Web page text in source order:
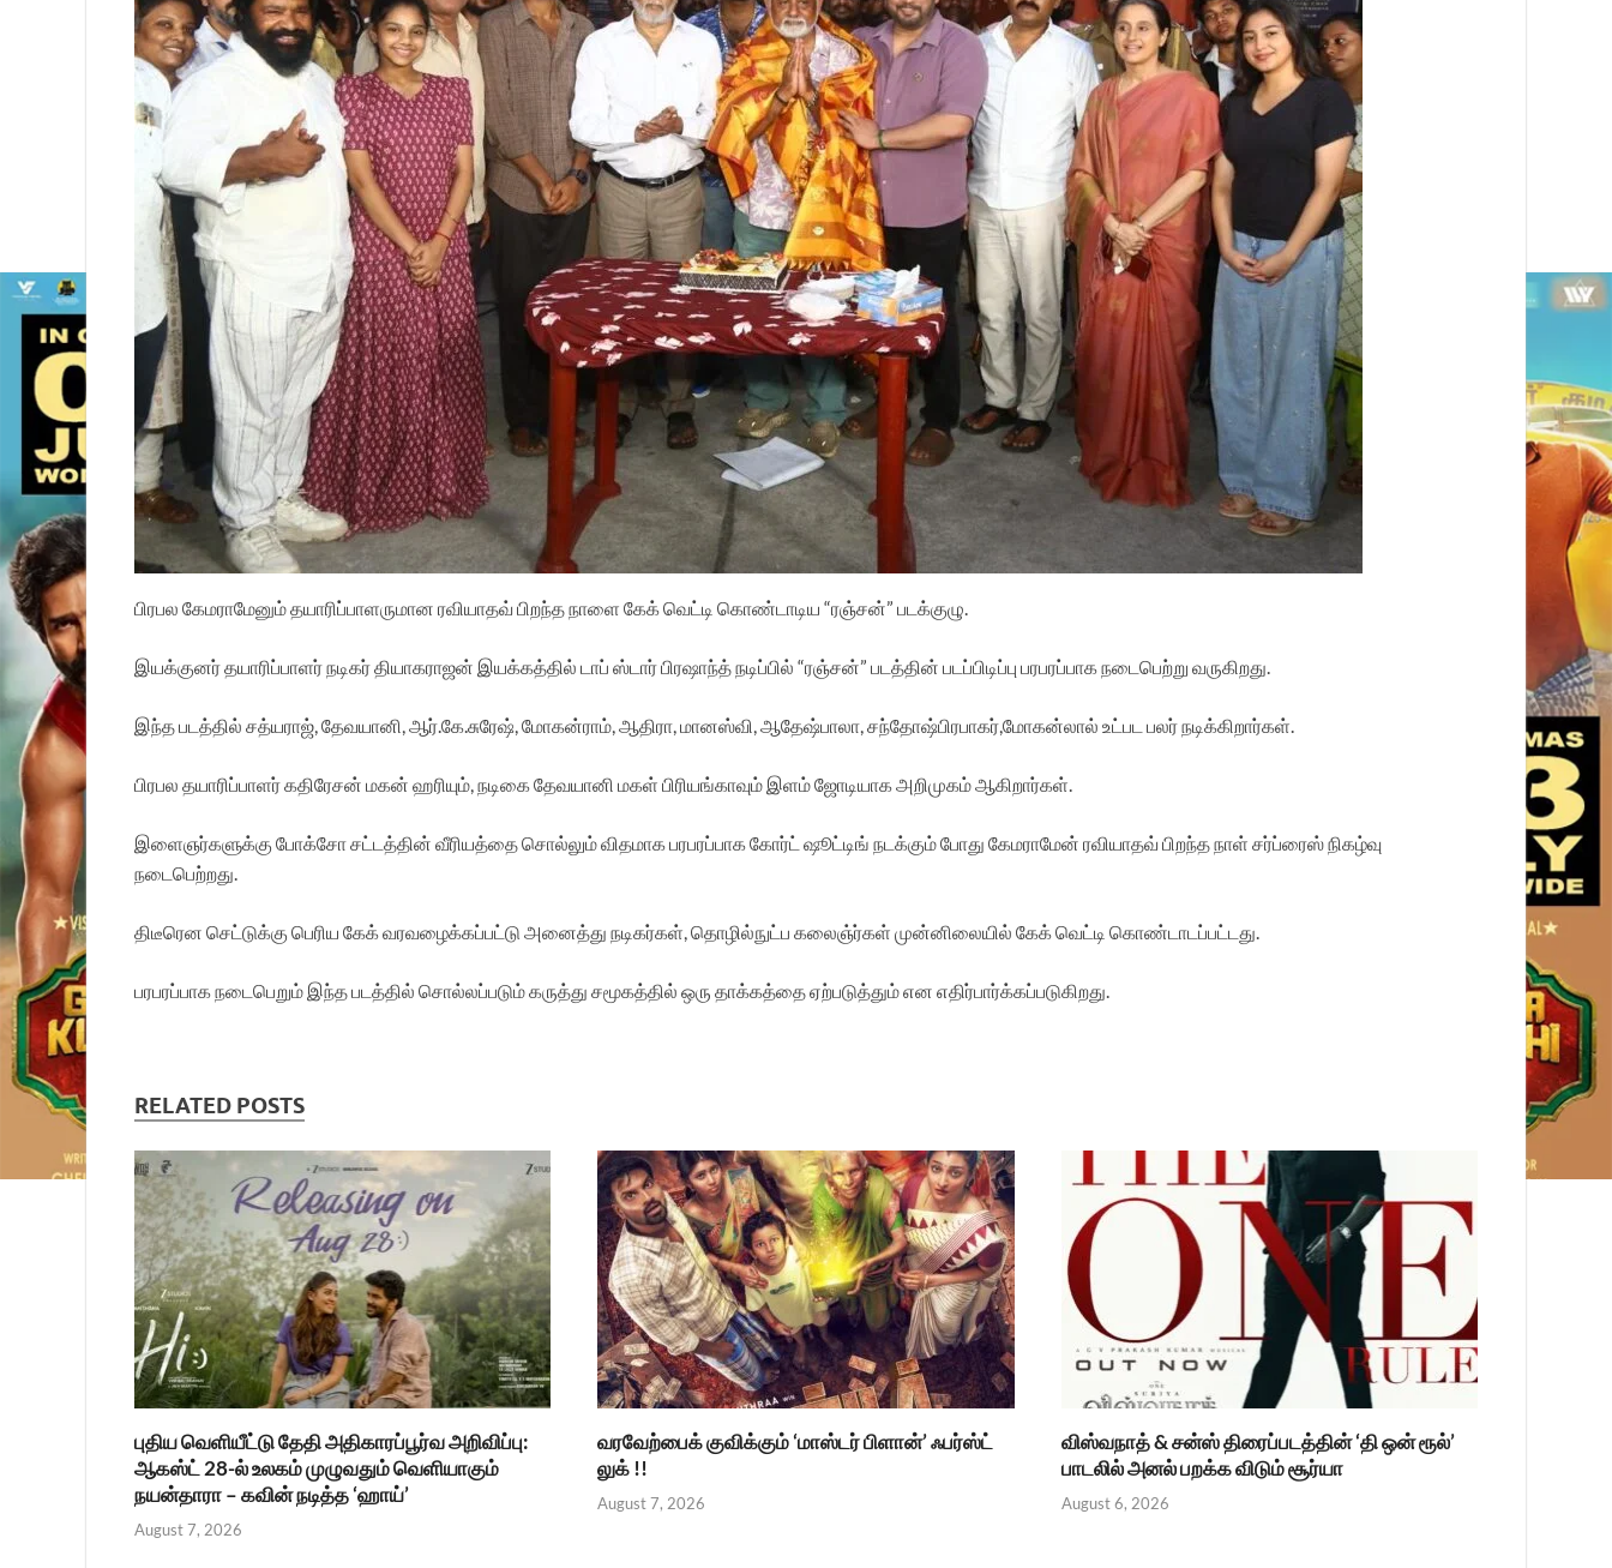
பிரபல கேமராமேனும் தயாரிப்பாளருமான ரவியாதவ் பிறந்த நாளை கேக் வெட்டி கொண்டாடிய “ரஞ்சன்” படக்குழு.
இயக்குனர் தயாரிப்பாளர் நடிகர் தியாகராஜன் இயக்கத்தில் டாப் ஸ்டார் பிரஷாந்த் நடிப்பில் “ரஞ்சன்” படத்தின் படப்பிடிப்பு பரபரப்பாக நடைபெற்று வருகிறது.
இந்த படத்தில் சத்யராஜ், தேவயானி, ஆர்.கே.சுரேஷ், மோகன்ராம், ஆதிரா, மானஸ்வி, ஆதேஷ்பாலா, சந்தோஷ்பிரபாகர்,மோகன்லால் உட்பட பலர் நடிக்கிறார்கள்.
பிரபல தயாரிப்பாளர் கதிரேசன் மகன் ஹரியும், நடிகை தேவயானி மகள் பிரியங்காவும் இளம் ஜோடியாக அறிமுகம் ஆகிறார்கள்.
இளைஞர்களுக்கு போக்சோ சட்டத்தின் வீரியத்தை சொல்லும் விதமாக பரபரப்பாக கோர்ட் ஷூட்டிங் நடக்கும் போது கேமராமேன் ரவியாதவ் பிறந்த நாள் சர்ப்ரைஸ் நிகழ்வு
நடைபெற்றது.
திடீரென செட்டுக்கு பெரிய கேக் வரவழைக்கப்பட்டு அனைத்து நடிகர்கள், தொழில்நுட்ப கலைஞ்ர்கள் முன்னிலையில் கேக் வெட்டி கொண்டாடப்பட்டது.
பரபரப்பாக நடைபெறும் இந்த படத்தில் சொல்லப்படும் கருத்து சமூகத்தில் ஒரு தாக்கத்தை ஏற்படுத்தும் என எதிர்பார்க்கப்படுகிறது.
RELATED POSTS
புதிய வெளியீட்டு தேதி அதிகாரப்பூர்வ அறிவிப்பு:
ஆகஸ்ட் 28-ல் உலகம் முழுவதும் வெளியாகும்
நயன்தாரா – கவின் நடித்த ‘ஹாய்’
August 7, 2026
வரவேற்பைக் குவிக்கும் ‘மாஸ்டர் பிளான்’ ஃபர்ஸ்ட்
லுக் !!
August 7, 2026
விஸ்வநாத் & சன்ஸ் திரைப்படத்தின் ‘தி ஒன் ரூல்’
பாடலில் அனல் பறக்க விடும் சூர்யா
August 6, 2026